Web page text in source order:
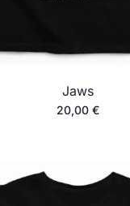
Jaws
20,00 €